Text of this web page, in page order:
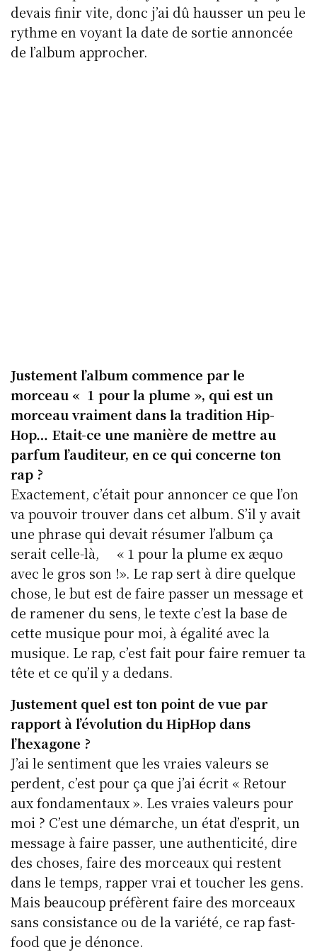
devais finir vite, donc j’ai dû hausser un peu le
rythme en voyant la date de sortie annoncée
de l’album approcher.
Justement l’album commence par le
morceau « 1 pour la plume », qui est un
morceau vraiment dans la tradition Hip-
Hop… Etait-ce une manière de mettre au
parfum l’auditeur, en ce qui concerne ton
rap ?
Exactement, c’était pour annoncer ce que l’on
va pouvoir trouver dans cet album. S’il y avait
une phrase qui devait résumer l’album ça
serait celle-là, « 1 pour la plume ex æquo
avec le gros son !». Le rap sert à dire quelque
chose, le but est de faire passer un message et
de ramener du sens, le texte c’est la base de
cette musique pour moi, à égalité avec la
musique. Le rap, c’est fait pour faire remuer ta
tête et ce qu’il y a dedans.
Justement quel est ton point de vue par
rapport à l’évolution du HipHop dans
l’hexagone ?
J’ai le sentiment que les vraies valeurs se
perdent, c’est pour ça que j’ai écrit « Retour
aux fondamentaux ». Les vraies valeurs pour
moi ? C’est une démarche, un état d’esprit, un
message à faire passer, une authenticité, dire
des choses, faire des morceaux qui restent
dans le temps, rapper vrai et toucher les gens.
Mais beaucoup préfèrent faire des morceaux
sans consistance ou de la variété, ce rap fast-
food que je dénonce.